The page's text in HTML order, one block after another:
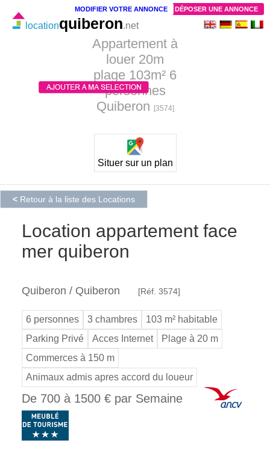
Appartement à
louer 20m
plage 103m² 6
personnes
Quiberon
[3574]
locationquiberon.net
Situer sur un plan
< Retour à la liste des Locations
Location appartement face
mer quiberon
Quiberon / Quiberon [Réf. 3574]
6 personnes 3 chambres
103 m² habitable
Parking Privé
Acces Internet
Plage à 20 m
Commerces à 150 m
Animaux admis apres accord du loueur
De 700 à 1500 € par Semaine
DÉPOSER UNE ANNONCE
MODIFIER VOTRE ANNONCE